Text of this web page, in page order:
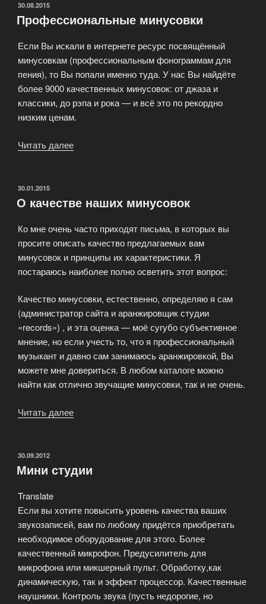
ОПУБЛИКОВАНО
30.08.2015
Профессиональные минусовки
Если Вы искали в интернете ресурс посвящённый
минусовкам (профессиональным фонограммам для
пения), то Вы попали именно туда. У нас Вы найдёте
более 9000 качественных минусовок: от джаза и
классики, до рэпа и рока — и всё это по рекордно
низким ценам.
Читать далее
ОПУБЛИКОВАНО
30.01.2015
О качестве наших минусовок
Ко мне очень часто приходят письма, в которых вы
просите описать качество предлагаемых вам
минусовок и принципы их характеристики. Я
постараюсь наиболее полно осветить этот вопрос:
Качество минусовки, естественно, определяю я сам
(администратор сайта и аранжировщик студии
«records») , и эта оценка — моё сугубо субъективное
мнение, но если учесть то, что я профессиональный
музыкант и давно сам занимаюсь аранжировкой, Вы
можете мне довериться. В любом каталоге можно
найти как отлично звучащие минусовки, так и не очень.
Читать далее
ОПУБЛИКОВАНО
30.09.2012
Мини студии
Translate
Если вы хотите повысить уровень качества ваших
звукозаписей, вам по любому придётся приобретать
необходимое оборудование для этого. Более
качественный микрофон. Предусилитель для
микрофона или микшерный пульт. Обработку,как
динамическую, так и эффект процессор. Качественные
наушники. Контроль звука (пусть недорогие, но